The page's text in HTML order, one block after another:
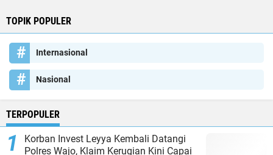
TOPIK POPULER
Internasional
Nasional
TERPOPULER
Korban Invest Leyya Kembali Datangi
Polres Wajo, Klaim Kerugian Kini Capai